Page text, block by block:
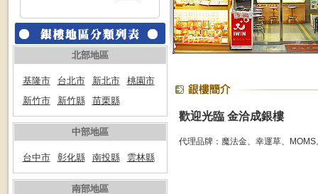
北部地區
基隆市 台北市 新北市
桃園市
新竹市
新竹縣 苗栗縣
中部地區
台中市 彰化縣 南投縣 雲林縣
南部地區
歡迎光臨 金洽成銀樓
代理品牌：魔法金、幸運草、MOMS